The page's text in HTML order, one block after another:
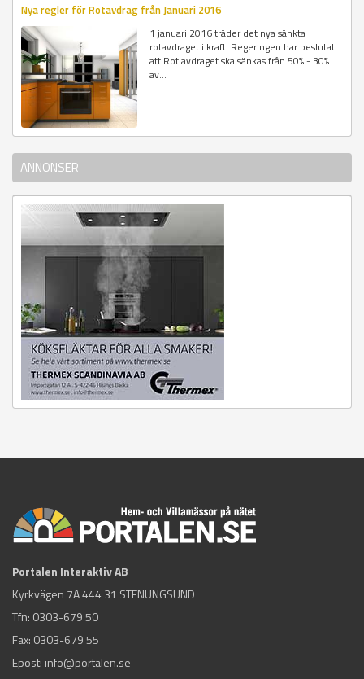
Nya regler för Rotavdrag från Januari 2016
1 januari 2016 träder det nya sänkta
rotavdraget i kraft. Regeringen har beslutat
att Rot avdraget ska sänkas från 50% - 30%
av...
ANNONSER
Portalen Interaktiv AB
Kyrkvägen 7A 444 31 STENUNGSUND
Tfn: 0303-679 50
Fax: 0303-679 55
Epost: info@portalen.se